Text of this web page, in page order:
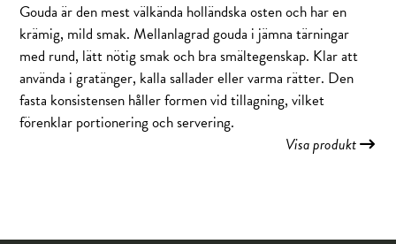
Gouda är den mest välkända holländska osten och har en
krämig, mild smak. Mellanlagrad gouda i jämna tärningar
med rund, lätt nötig smak och bra smältegenskap. Klar att
använda i gratänger, kalla sallader eller varma rätter. Den
fasta konsistensen håller formen vid tillagning, vilket
förenklar portionering och servering.
Visa produkt